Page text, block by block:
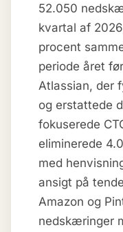
52.050
kvartal af
procent
periode året
Atlassian, der
og erstattede
fokuserede
eliminerede
med
ansigt på
Amazon og
nedskæringer